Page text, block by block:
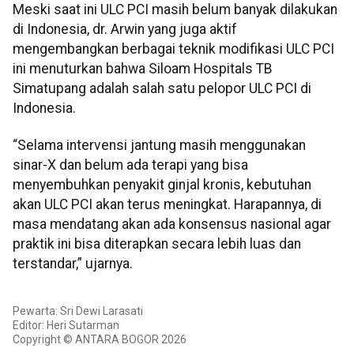
Meski saat ini ULC PCI masih belum banyak dilakukan
di Indonesia, dr. Arwin yang juga aktif
mengembangkan berbagai teknik modifikasi ULC PCI
ini menuturkan bahwa Siloam Hospitals TB
Simatupang adalah salah satu pelopor ULC PCI di
Indonesia.
“Selama intervensi jantung masih menggunakan
sinar-X dan belum ada terapi yang bisa
menyembuhkan penyakit ginjal kronis, kebutuhan
akan ULC PCI akan terus meningkat. Harapannya, di
masa mendatang akan ada konsensus nasional agar
praktik ini bisa diterapkan secara lebih luas dan
terstandar,” ujarnya.
Pewarta: Sri Dewi Larasati
Editor: Heri Sutarman
Copyright © ANTARA BOGOR 2026